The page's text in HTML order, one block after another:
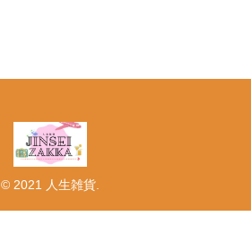
© 2021 人生雑貨.